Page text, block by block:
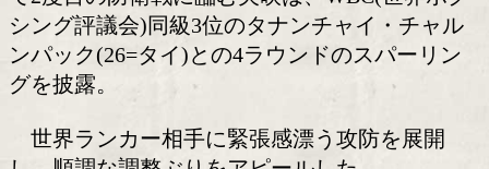
正道(33=緑)が29日、名古屋市内のジム
公開した。
「3150 FIGHT vol.10」のメインイベン